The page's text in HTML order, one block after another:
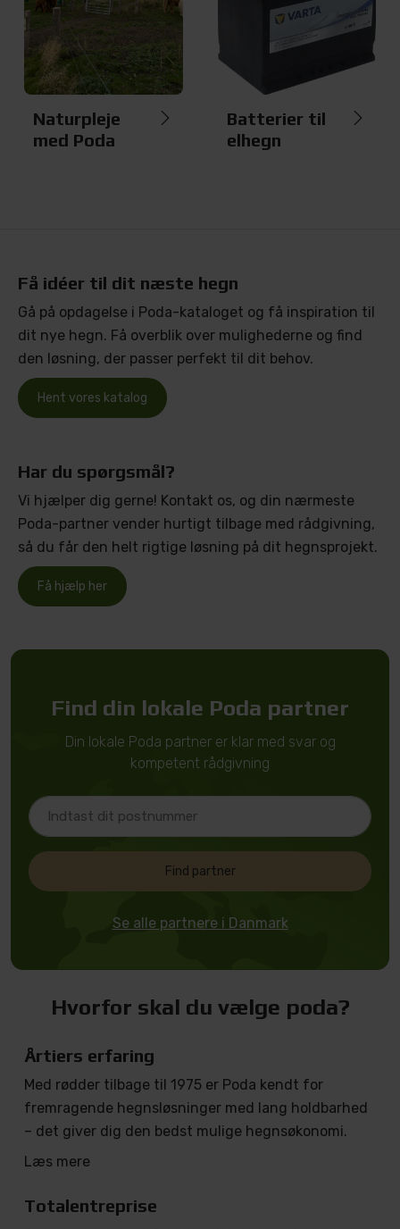
Naturpleje
med Poda
Batterier til
elhegn
Få idéer til dit næste hegn
Gå på opdagelse i Poda-kataloget og få inspiration til
dit nye hegn. Få overblik over mulighederne og find
den løsning, der passer perfekt til dit behov.
Hent vores katalog
Har du spørgsmål?
Vi hjælper dig gerne! Kontakt os, og din nærmeste
Poda-partner vender hurtigt tilbage med rådgivning,
så du får den helt rigtige løsning på dit hegnsprojekt.
Få hjælp her
Find din lokale Poda partner
Din lokale Poda partner er klar med svar og
kompetent rådgivning
Find partner
Se alle partnere i Danmark
Hvorfor skal du vælge poda?
Årtiers erfaring
Med rødder tilbage til 1975 er Poda kendt for
fremragende hegnsløsninger med lang holdbarhed
– det giver dig den bedst mulige hegnsøkonomi.
Læs mere
Totalentreprise